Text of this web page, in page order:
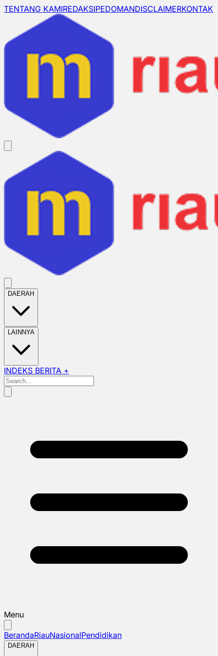
TENTANG KAMIREDAKSIPEDOMANDISCLAIMERKONTAK
DAERAH
LAINNYA
INDEKS BERITA +
Menu
BerandaRiauNasionalPendidikan
DAERAH